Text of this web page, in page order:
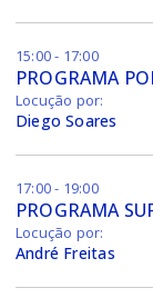
15:00 - 17:00
PROGRAMA
Locução por:
Diego Soares
17:00 - 19:00
PROGRAMA
Locução por:
André Freitas